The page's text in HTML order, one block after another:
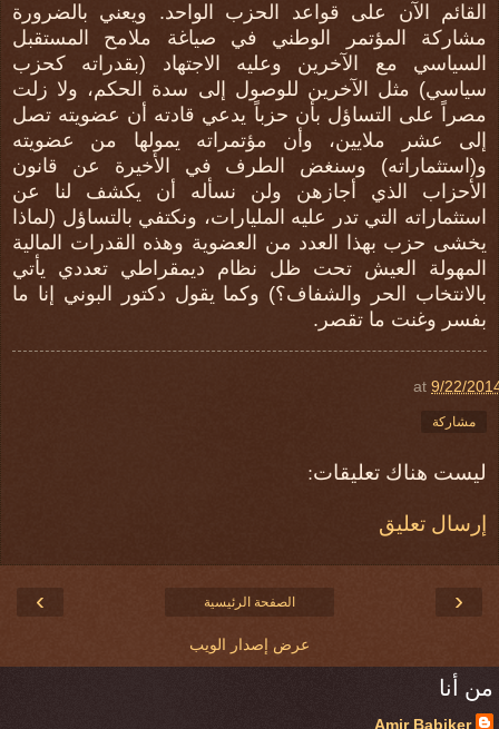
القائم الآن على قواعد الحزب الواحد. ويعني بالضرورة
مشاركة المؤتمر الوطني في صياغة ملامح المستقبل
السياسي مع الآخرين وعليه الاجتهاد (بقدراته كحزب
سياسي) مثل الآخرين للوصول إلى سدة الحكم، ولا زلت
مصراً على التساؤل بأن حزباً يدعي قادته أن عضويته تصل
إلى عشر ملايين، وأن مؤتمراته يمولها من عضويته
و(استثماراته) وسنغض الطرف في الأخيرة عن قانون
الأحزاب الذي أجازهن ولن نسأله أن يكشف لنا عن
استثماراته التي تدر عليه المليارات، ونكتفي بالتساؤل (لماذا
يخشى حزب بهذا العدد من العضوية وهذه القدرات المالية
المهولة العيش تحت ظل نظام ديمقراطي تعددي يأتي
بالانتخاب الحر والشفاف؟) وكما يقول دكتور البوني إنا ما
بفسر وغنت ما تقصر.
at9/22/
مشاركة
ليست هناك تعليقات:
إرسال تعليق
‹
› الصفحة الرئيسية
عرض إصدار الويب
من أنا
Amir Babiker